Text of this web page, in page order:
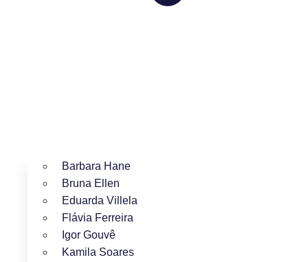
Barbara Hane
Bruna Ellen
Eduarda Villela
Flávia Ferreira
Igor Gouvê
Kamila Soares